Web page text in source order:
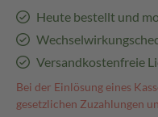
Heute bestellt und
Versandkostenfreie
Bei der Einlösung eines
gesetzlichen Zuzahlungen